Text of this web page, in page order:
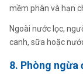
mềm phân và hạn
Ngoài nước lọc,
canh, sữa hoặc
8. Phòng ngừa